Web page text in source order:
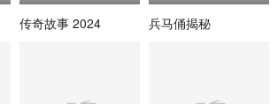
传奇故事 2024 兵马俑揭秘